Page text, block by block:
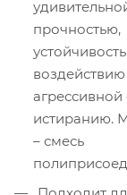
прочностью,
воздействию
истиранию.
– смесь